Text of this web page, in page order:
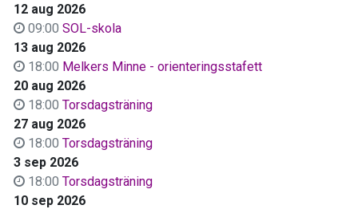
12 aug 2026
09:00 SOL-skola
13 aug 2026
18:00 Melkers Minne - orienteringsstafett
20 aug 2026
18:00 Torsdagsträning
27 aug 2026
18:00 Torsdagsträning
3 sep 2026
18:00 Torsdagsträning
10 sep 2026